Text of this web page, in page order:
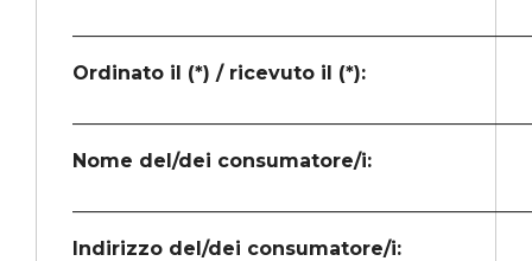
Ordinato il (*) / ricevuto il (*):
Nome del/dei consumatore/i:
Indirizzo del/dei consumatore/i: